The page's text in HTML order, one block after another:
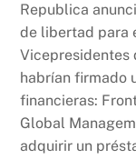
Republica
de libertad para
Vicepresidentes
habrían firmado
financieras:
Global
adquirir un